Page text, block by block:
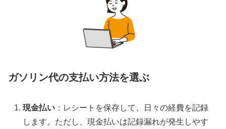
ガソリン代の支払い方法を選ぶ
現金払い ：レシートを保存して、日々の経費を記録
します。ただし、現金払いは記録漏れが発生しやす